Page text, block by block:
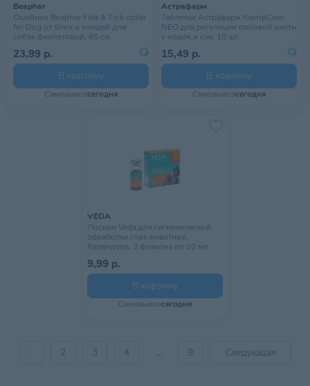
Beaphar
Ошейник Beaphar Flea & Tick collar
for Dog от блох и клещей для
собак фиолетовый, 65 см
23,99 р.
В корзину
Самовывозсегодня
Астрафарм
Таблетки Астрафарм КонтрСекс
NEO для регуляции половой охоты
у кошек и сук, 10 шт
15,49 р.
В корзину
Самовывозсегодня
VEDA
Лосьон Veda для гигиенической
обработки глаз животных,
Календула, 3 флакона по 10 мл
9,99 р.
В корзину
Самовывозсегодня
2 3 4 ... 9 Следующая